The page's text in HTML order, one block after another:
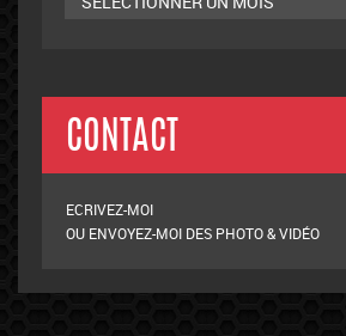
CONTACT
ECRIVEZ-MOI
OU ENVOYEZ-MOI DES PHOTO & VIDÉO